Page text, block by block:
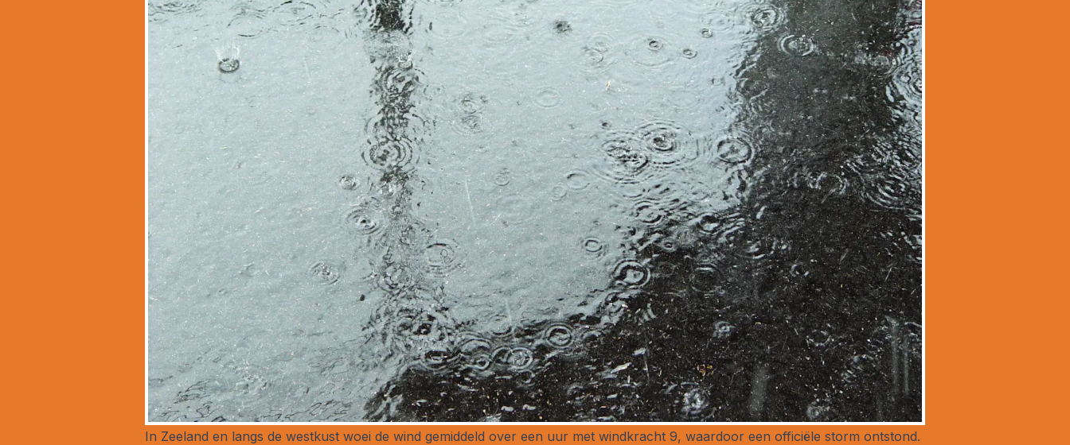
In Zeeland en langs de westkust woei de wind gemiddeld over een uur met windkracht 9, waardoor een officiële storm ontstond.